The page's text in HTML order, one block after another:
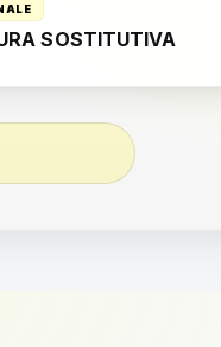
SOSTITUTIVA